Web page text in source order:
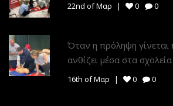
22nd of Μαρ 0 0
Όταν η πρόληψη γίνεται
ανθίζει μέσα στα
16th of Μαρ 0 0